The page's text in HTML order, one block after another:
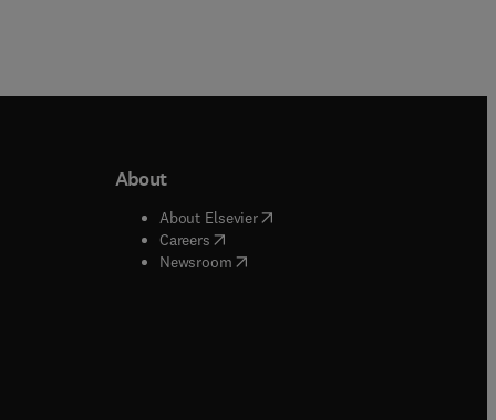
window
window
About
About Elsevier( opens in new tab/window
Careers( opens in new tab/window
Newsroom( opens in new tab/window